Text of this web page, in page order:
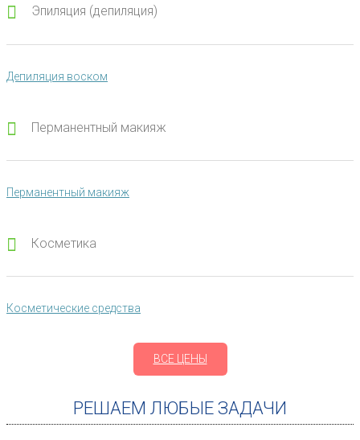
Эпиляция (депиляция)
Депиляция воском
Перманентный макияж
Перманентный макияж
Косметика
Косметические средства
ВСЕ ЦЕНЫ
РЕШАЕМ ЛЮБЫЕ ЗАДАЧИ